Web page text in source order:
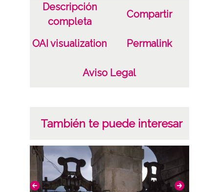
Descripción
completa
Compartir
OAI visualization Permalink
Aviso Legal
También te puede interesar